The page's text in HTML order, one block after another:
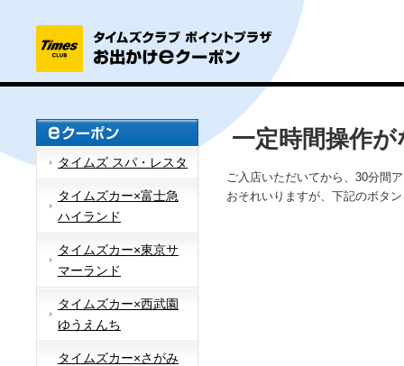
タイムズ スパ・レスタ
タイムズカー×富士急
ハイランド
タイムズカー×東京サ
マーランド
タイムズカー×西武園
ゆうえんち
タイムズカー×さがみ
一定時間操作
ご入店いただいてから、30分間
おそれいりますが、下記のボタ